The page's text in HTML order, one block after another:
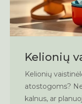
Kelionių
Kelionių
atostogoms?
kalnus, ar